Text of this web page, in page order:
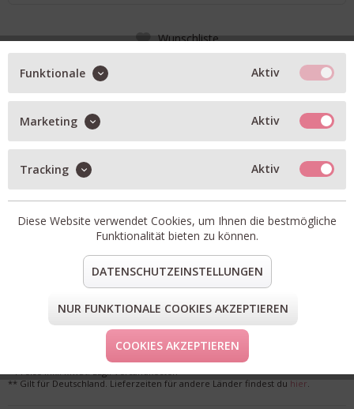
Wunschliste
IN DEN WARENKORB
BESCHREIBUNG
Kette ca. 45cm aus vergoldetem Sterlingsilber
Artikel-Nr.:
K25-SP-Dark-Matter
pin it mail
FORM & GRÖSSE
LIEFERUNG & KOSTENLOSE RETOURE
* Preise inkl. MwSt. zzgl. Versandkosten
** Gilt für Deutschland. Lieferzeiten für andere Länder findest du hier.
Funktionale Aktiv
Marketing Aktiv
Tracking Aktiv
Diese Website verwendet Cookies, um Ihnen die bestmögliche
Funktionalität bieten zu können.
DATENSCHUTZEINSTELLUNGEN
NUR FUNKTIONALE COOKIES AKZEPTIEREN
COOKIES AKZEPTIEREN